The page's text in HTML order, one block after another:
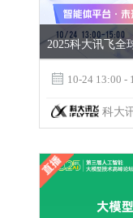
2025科大讯飞全
 10-24 13:00 -
科大